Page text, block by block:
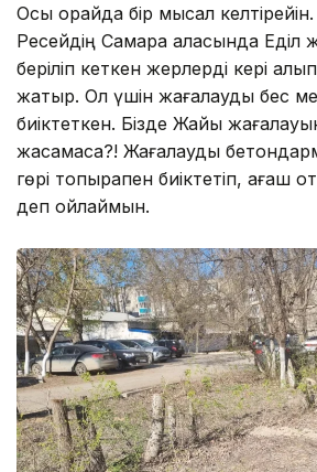
Осы орайда бір мысал келтірейін.
Ресейдің Самара қаласында Еділ
беріліп кеткен жерлерді кері
жатыр. Ол үшін жағалауды бес
биіктеткен. Бізде Жайық
жасамасқа?! Жағалауды
гөрі топырақпен биіктетіп, ағаш
деп ойлаймын.